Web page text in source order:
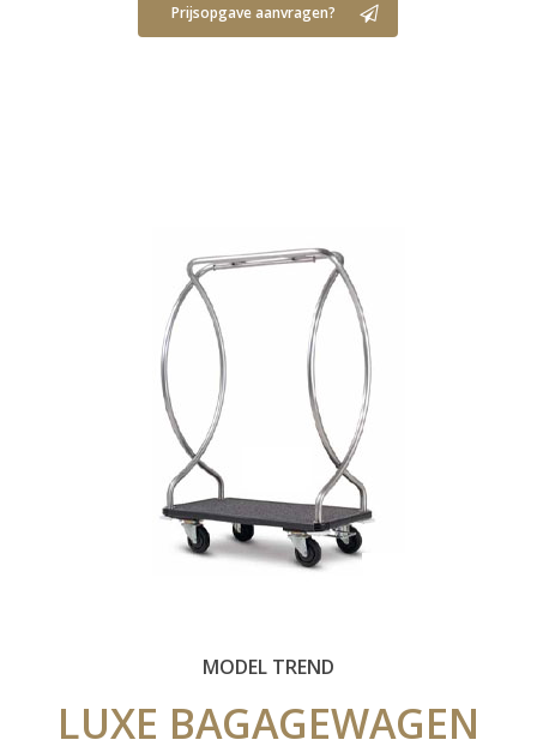
Prijsopgave aanvragen?
MODEL TREND
LUXE BAGAGEWAGEN